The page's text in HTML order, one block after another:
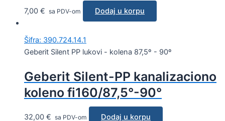
7,00 € sa PDV-om Dodaj u korpu
Šifra: 390.724.14.1
Geberit Silent PP lukovi - kolena 87,5º - 90º
Geberit Silent-PP kanalizaciono
koleno fi160/87,5°-90°
32,00 € sa PDV-om Dodaj u korpu